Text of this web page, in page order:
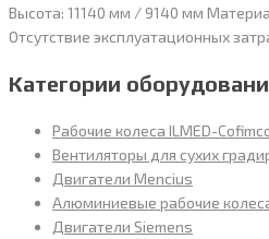
Высота: 11140 мм / 9140 мм
Отсутствие эксплуатационных
Категории
Рабочие колеса ILMED-
Вентиляторы для сухих
Двигатели Mencius
Алюминиевые рабочие
Двигатели Siemens